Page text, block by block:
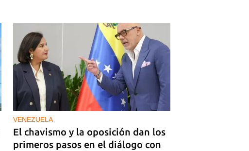
VENEZUELA
El chavismo y la oposición dan los
primeros pasos en el diálogo con